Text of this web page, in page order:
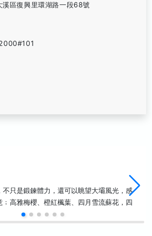
區復興里環湖路一段68號
不只是鍛鍊體力，還可以眺望大壩風光，感
﹔高雅梅櫻、橙紅楓葉、四月雪流蘇花，四